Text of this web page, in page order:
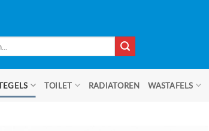
TOILET RADIATOREN WASTAFELS